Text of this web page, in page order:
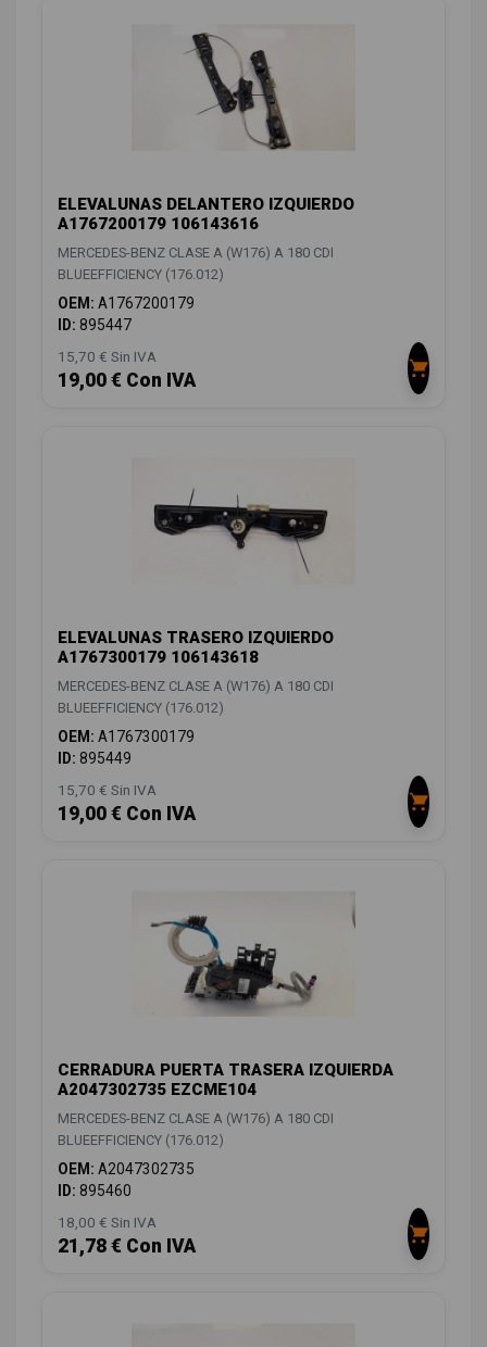
ELEVALUNAS DELANTERO IZQUIERDO
A1767200179 106143616
MERCEDES-BENZ CLASE A (W176) A 180 CDI
BLUEEFFICIENCY (176.012)
OEM: A1767200179
ID: 895447
15,70 € Sin IVA
19,00 € Con IVA
ELEVALUNAS TRASERO IZQUIERDO
A1767300179 106143618
MERCEDES-BENZ CLASE A (W176) A 180 CDI
BLUEEFFICIENCY (176.012)
OEM: A1767300179
ID: 895449
15,70 € Sin IVA
19,00 € Con IVA
CERRADURA PUERTA TRASERA IZQUIERDA
A2047302735 EZCME104
MERCEDES-BENZ CLASE A (W176) A 180 CDI
BLUEEFFICIENCY (176.012)
OEM: A2047302735
ID: 895460
18,00 € Sin IVA
21,78 € Con IVA